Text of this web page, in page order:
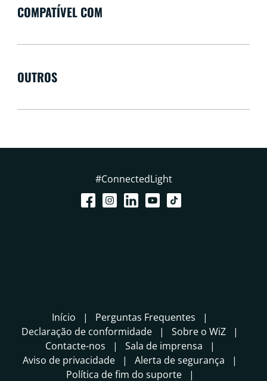
COMPATÍVEL COM
OUTROS
#ConnectedLight
Início
Perguntas Frequentes
Declaração de conformidade
Sobre o WiZ
Contacte-nos
Sala de imprensa
Aviso de privacidade
Alerta de segurança
Política de fim do suporte